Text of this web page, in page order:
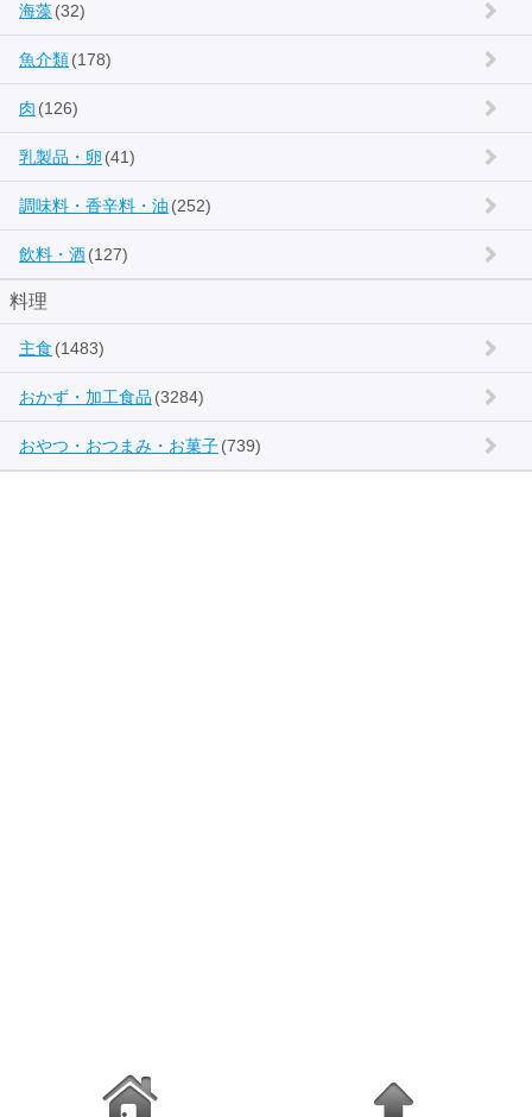
海藻(32)
魚介類(178)
肉 (126)
乳製品・卵 (41)
調味料・香辛料・油 (252)
飲料・酒(127)
料理
主食 (1483)
おかず・加工食品 (3284)
おやつ・おつまみ・お菓子(739)